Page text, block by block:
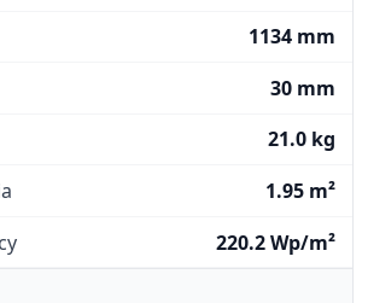
1134 mm
30 mm
21.0 kg
1.95 m²
220.2 Wp/m²